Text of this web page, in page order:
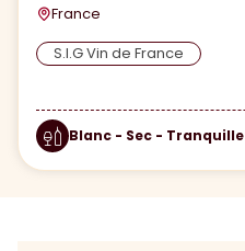
France
S.I.G Vin de France
Blanc - Sec - Tranquille